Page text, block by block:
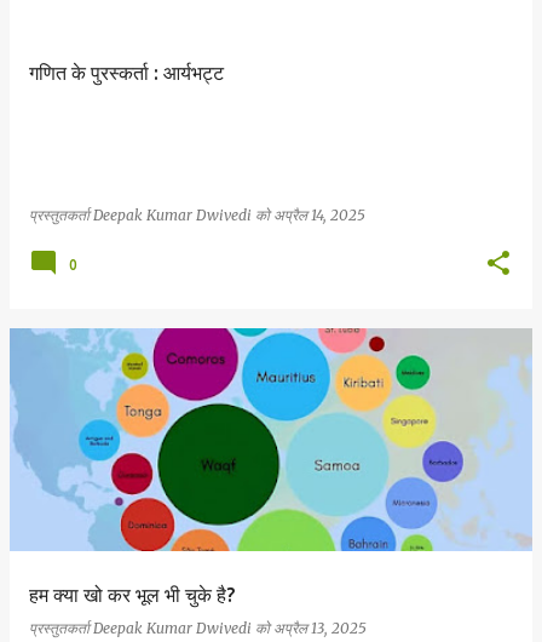
गणित के पुरस्कर्ता : आर्यभट्ट
प्रस्तुतकर्ताDeepak Kumar Dwivedi कोअप्रैल 14, 2025
0
हम क्या खो कर भूल भी चुके है?
प्रस्तुतकर्ताDeepak Kumar Dwivedi कोअप्रैल 13, 2025